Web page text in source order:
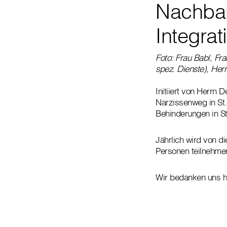
Foto: Frau Babl,
spez. Dienste),
Initiiert von Herrn
Narzissenweg in
Behinderungen in
Jährlich wird von
Personen
Wir bedanken uns